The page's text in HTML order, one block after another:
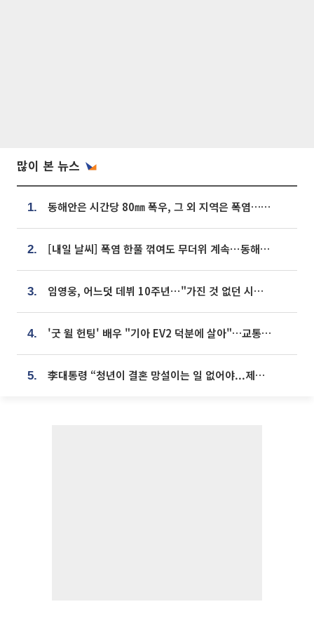
많이 본 뉴스
1. 동해안은 시간당 80㎜ 폭우, 그 외 지역은 폭염…‘극과 극 날씨’
2. [내일 날씨] 폭염 한풀 꺾여도 무더위 계속⋯동해안 이틀 연속 비
3. 임영웅, 어느덧 데뷔 10주년⋯"가진 것 없던 시절, 내 앞엔 20명의 팬뿐"
4. '굿 윌 헌팅' 배우 "기아 EV2 덕분에 살아"…교통사고 후 안전성 극찬
5. 李대통령 “청년이 결혼 망설이는 일 없어야...제도상 불이익 조사”